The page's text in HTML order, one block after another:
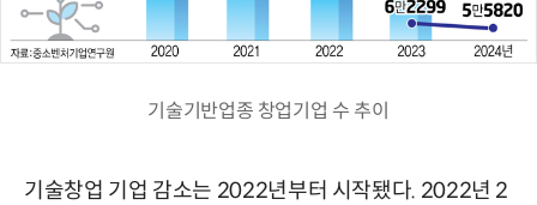
기술기반업종 창업기업 수 추이
기술창업 기업 감소는 2022년부터 시작됐다. 2022년 2